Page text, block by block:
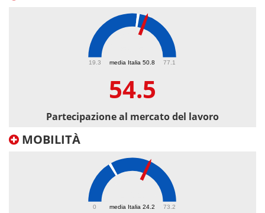
media Italia 50.8
19.3 77.1
54.5
Partecipazione al mercato del lavoro
MOBILITÀ
media Italia 24.2
0 73.2